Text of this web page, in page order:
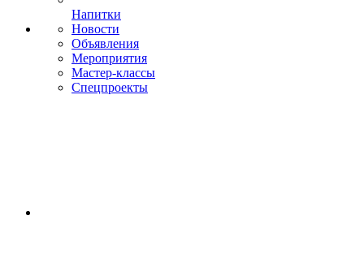
Напитки
Новости
Объявления
Мероприятия
Мастер-классы
Спецпроекты